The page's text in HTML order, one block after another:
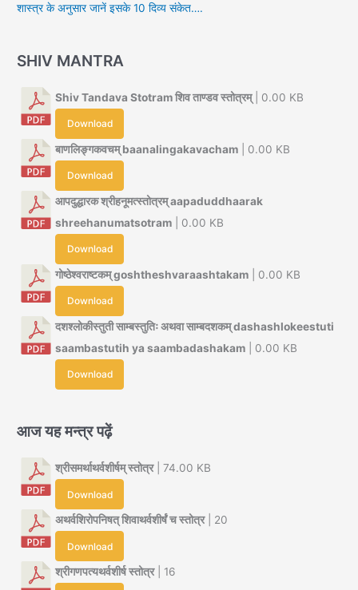
शास्त्र के अनुसार जानें इसके 10 दिव्य संकेत….
SHIV MANTRA
Shiv Tandava Stotram शिव ताण्डव स्तोत्रम्| 0.00 KB
Download
बाणलिङ्गकवचम् baanalingakavacham | 0.00 KB
Download
आपदुद्धारक श्रीहनूमत्स्तोत्रम् aapaduddhaarak
shreehanumatsotram | 0.00 KB
Download
गोष्ठेश्वराष्टकम् goshtheshvaraashtakam | 0.00 KB
Download
दशश्लोकीस्तुती साम्बस्तुतिः अथवा साम्बदशकम् dashashlokeestuti
saambastutih ya saambadashakam | 0.00 KB
Download
आज यह मन्त्र पढ़ें
श्रीसमर्थाथर्वशीर्षम् स्तोत्र| 74.00 KB
Download
अथर्वशिरोपनिषत् शिवाथर्वशीर्षं च स्तोत्र| 20
Download
श्रीगणपत्यथर्वशीर्ष स्तोत्र| 16